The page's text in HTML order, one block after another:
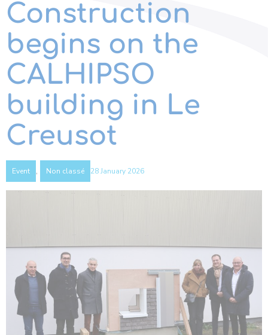
Construction
begins on the
CALHIPSO
building in Le
Creusot
Event , Non classé 28 January 2026